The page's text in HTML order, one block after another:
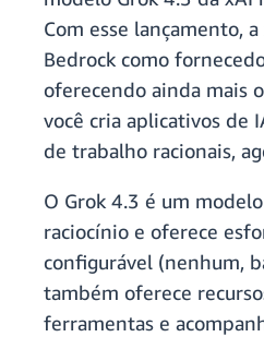
Com esse lançamento,
Bedrock como
oferecendo ainda mais
você cria aplicativos de
de trabalho racionais,
O Grok 4.3 é um
raciocínio e oferece
configurável (nenhum,
também oferece
ferramentas e